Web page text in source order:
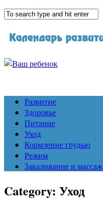
Развитие
Здоровье
Питание
Уход
Кормление грудью
Режим
Закаливание и массаж
Category: Уход